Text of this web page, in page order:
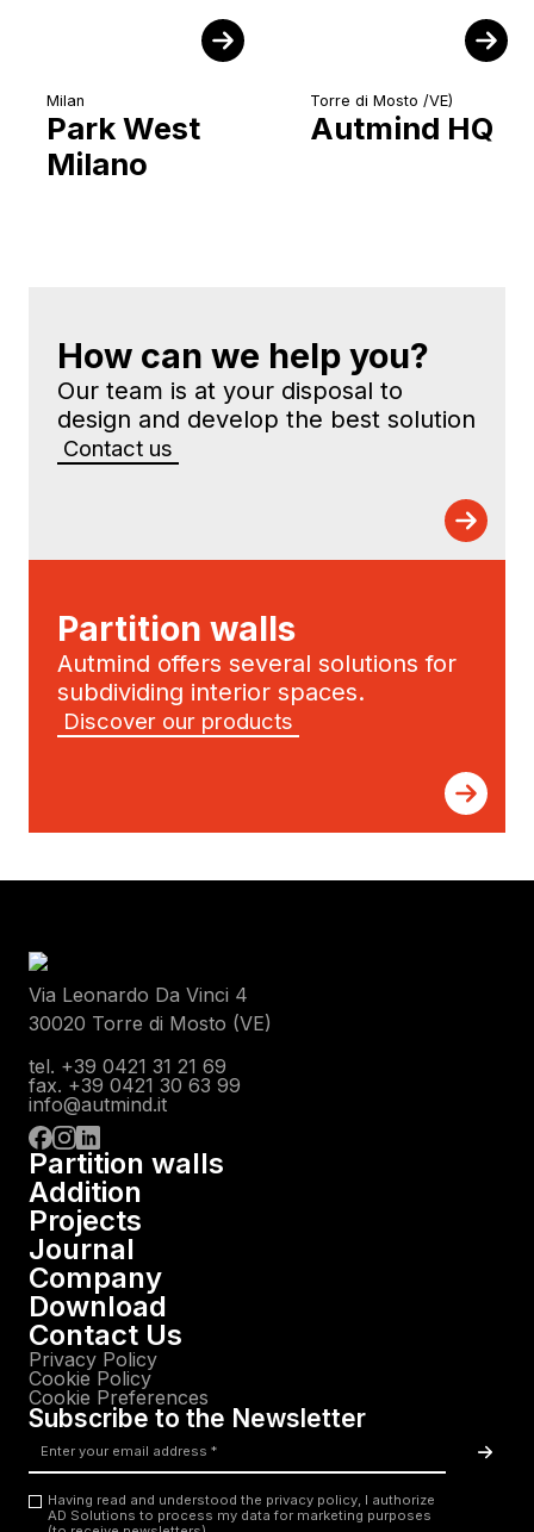
Milan
Park West
Milano
Torre di Mosto /VE)
Autmind HQ
How can we help you?
Our team is at your disposal to
design and develop the best solution
Contact us
Partition walls
Autmind offers several solutions for
subdividing interior spaces.
Discover our products
Via Leonardo Da Vinci 4
30020 Torre di Mosto (VE)
tel. +39 0421 31 21 69
fax. +39 0421 30 63 99
info@autmind.it
Partition walls
Addition
Projects
Journal
Company
Download
Contact Us
Privacy Policy
Cookie Policy
Cookie Preferences
Subscribe to the Newsletter
Email
*
Acc
Having read and understood the privacy policy, I authorize
AD Solutions to process my data for marketing purposes